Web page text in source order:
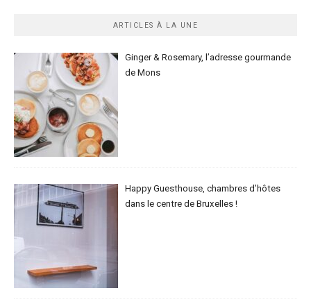
ARTICLES À LA UNE
Ginger & Rosemary, l’adresse gourmande
de Mons
Happy Guesthouse, chambres d’hôtes
dans le centre de Bruxelles !